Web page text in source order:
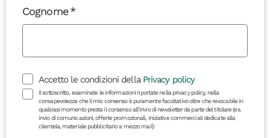
Cognome
Accetto le condizioni della Privacy policy
Il sottoscritto, esaminate le informazioni riportate nella privacy policy, nella
consapevolezza che il mio consenso è puramente facoltativo oltre che revocabile in
qualsiasi momento presta il consenso all’invio di newsletter da parte del titolare (es.
invio di comunicazioni, offerte promozionali, iniziative commerciali dedicate alla
clientela, materiale pubblicitario a mezzo mail)